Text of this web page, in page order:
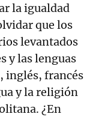
la igualdad
que los
levantados
y las lenguas
inglés, francés
y la religión
¿En